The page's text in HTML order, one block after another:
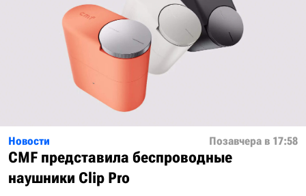
Новости Позавчера в 17:58
CMF представила беспроводные
наушники Clip Pro